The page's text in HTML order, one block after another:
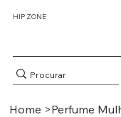
HIP ZONE
Home >Perfume